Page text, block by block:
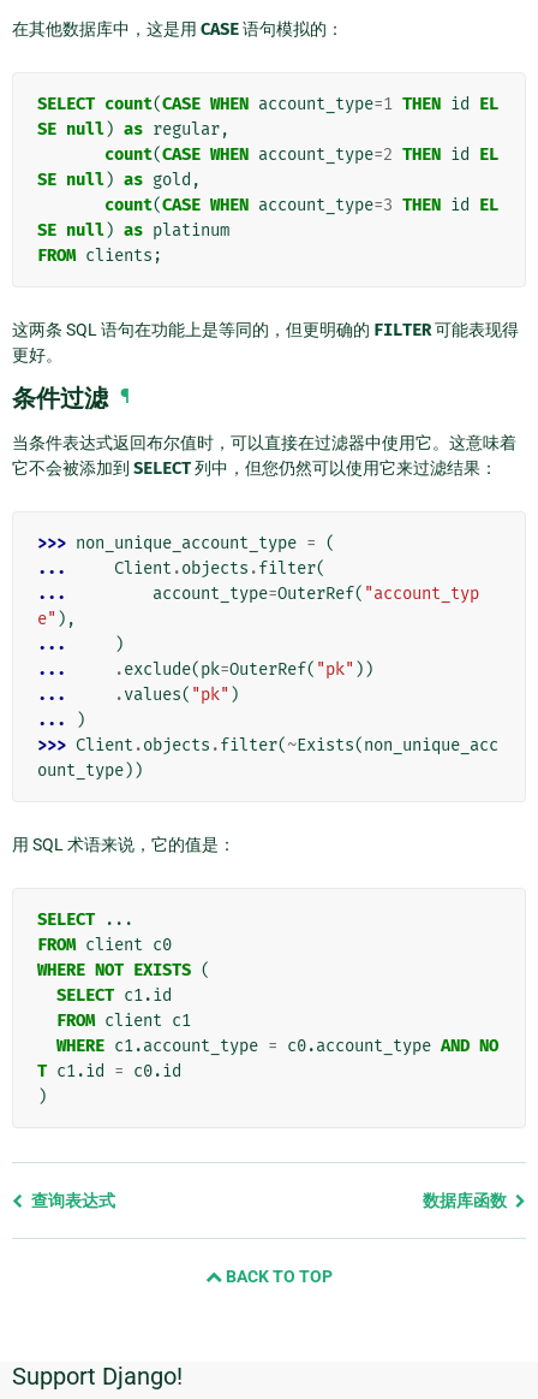
在其他数据库中，这是用 CASE语句模拟的：
SELECT count(CASE WHEN account_type=1 THEN id
EL
SE null) as regular,
count(CASE WHEN account_type=2 THEN id
EL
SE null) as gold ,
count(CASE WHEN account_type=3 THEN id
EL
SE null) as platinum
FROM clients ;
这两条 SQL 语句在功能上是等同的，但更明确的 FILTER可能表现得
更好。
条件过滤 ¶
当条件表达式返回布尔值时，可以直接在过滤器中使用它。这意味着
它不会被添加到 SELECT列中，但您仍然可以使用它来过滤结果：
>>> non_unique_account_type = (
...
Client .objects .filter(
...
account_type=OuterRef( "account_typ
e" ),
...
)
...
.exclude(pk=OuterRef( "pk" ))
...
.values( "pk" )
...
)
>>> Client .objects .filter(~Exists(non_unique_acc
ount_type))
用 SQL 术语来说，它的值是：
SELECT
...
FROM client c0
WHERE NOT EXISTS (
SELECT c1.id
FROM client c1
WHERE c1.account_type = c0.account_type AND NO
T c1.id = c0.id
)
Previous
查询表达式 数据库函数
BACK TO TOP
附
Support Django!